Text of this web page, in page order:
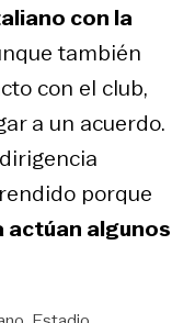
con la
también
con el club,
a un acuerdo.
porque
actúan algunos